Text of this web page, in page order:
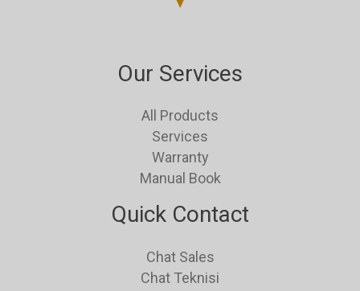
Our Services
All Products
Services
Warranty
Manual Book
Quick Contact
Chat Sales
Chat Teknisi